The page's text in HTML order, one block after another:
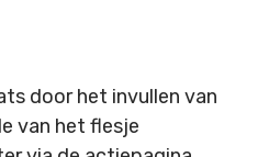
door het invullen van
van het flesje